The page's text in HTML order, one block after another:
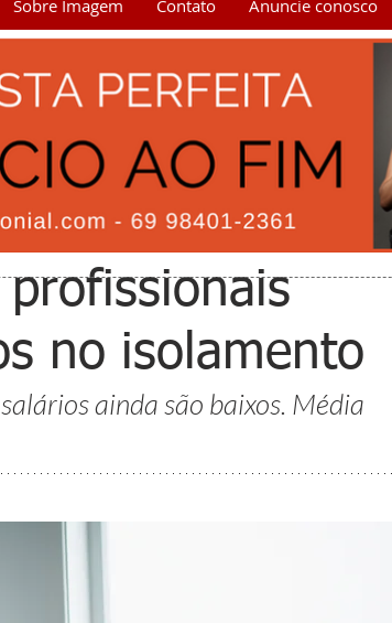
Sobre Imagem Contato Anuncie conosco
no isolamento
ainda são baixos. Média